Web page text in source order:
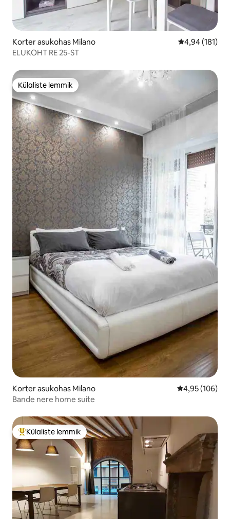
Korter asukohas Milano Keskmine
4,94 (181)
ELUKOHT RE 25-ST
Külaliste lemmik
Külaliste lemmik
Korter asukohas Milano Keskmine
4,95 (106)
Bande nere home suite
Külaliste suur lemmik
Külaliste lemmik